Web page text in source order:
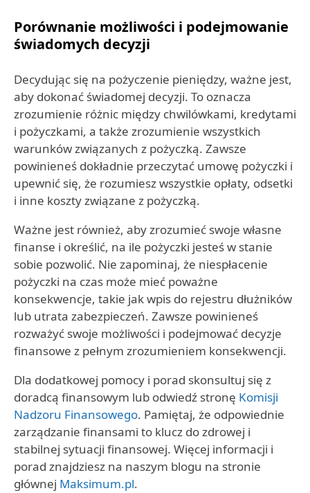
Porównanie możliwości i podejmowanie
świadomych decyzji
Decydując się na pożyczenie pieniędzy, ważne jest,
aby dokonać świadomej decyzji. To oznacza
zrozumienie różnic między chwilówkami, kredytami
i pożyczkami, a także zrozumienie wszystkich
warunków związanych z pożyczką. Zawsze
powinieneś dokładnie przeczytać umowę pożyczki i
upewnić się, że rozumiesz wszystkie opłaty, odsetki
i inne koszty związane z pożyczką.
Ważne jest również, aby zrozumieć swoje własne
finanse i określić, na ile pożyczki jesteś w stanie
sobie pozwolić. Nie zapominaj, że niespłacenie
pożyczki na czas może mieć poważne
konsekwencje, takie jak wpis do rejestru dłużników
lub utrata zabezpieczeń. Zawsze powinieneś
rozważyć swoje możliwości i podejmować decyzje
finansowe z pełnym zrozumieniem konsekwencji.
Dla dodatkowej pomocy i porad skonsultuj się z
doradcą finansowym lub odwiedź stronę Komisji
Nadzoru Finansowego. Pamiętaj, że odpowiednie
zarządzanie finansami to klucz do zdrowej i
stabilnej sytuacji finansowej. Więcej informacji i
porad znajdziesz na naszym blogu na stronie
głównej Maksimum.pl.